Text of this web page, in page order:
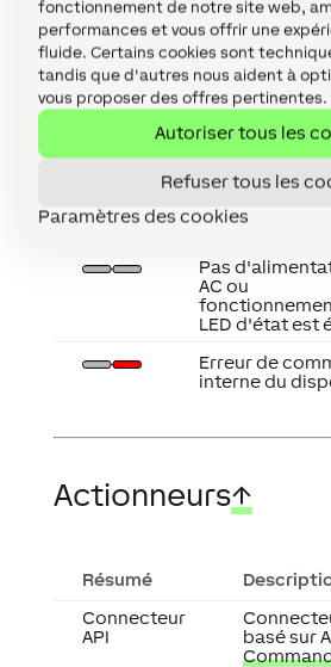
fonctionnement de notre site web,
performances et vous offrir une
fluide. Certains cookies sont
tandis que d'autres nous aident à
vous proposer des offres pertinentes.
Autoriser tous les
Refuser tous les
Paramètres des cookies
est correcte,
n'a pas été
L'appareil ne
connecter au
l'interface
cours
La mise à jour
Pas
AC ou
LED d'état est
Erreur de
interne du
Actionneurs↑
Résumé
Connecteur
API
basé sur